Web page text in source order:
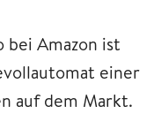
Amazon ist
einer
auf dem Markt.